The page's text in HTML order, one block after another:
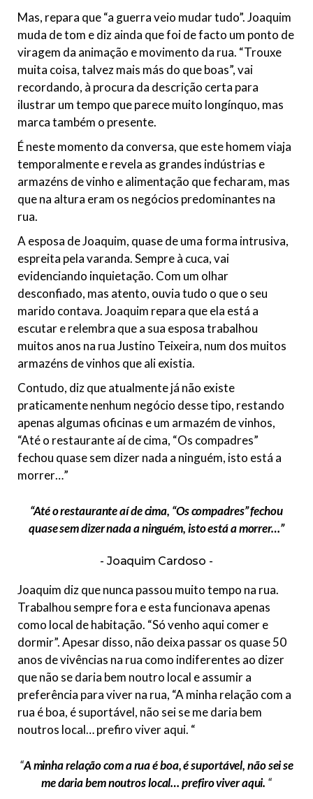
Mas, repara que “a guerra veio mudar tudo”. Joaquim
muda de tom e diz ainda que foi de facto um ponto de
viragem da animação e movimento da rua. “Trouxe
muita coisa, talvez mais más do que boas”, vai
recordando, à procura da descrição certa para
ilustrar um tempo que parece muito longínquo, mas
marca também o presente.
É neste momento da conversa, que este homem viaja
temporalmente e revela as grandes indústrias e
armazéns de vinho e alimentação que fecharam, mas
que na altura eram os negócios predominantes na
rua.
A esposa de Joaquim, quase de uma forma intrusiva,
espreita pela varanda. Sempre à cuca, vai
evidenciando inquietação. Com um olhar
desconfiado, mas atento, ouvia tudo o que o seu
marido contava. Joaquim repara que ela está a
escutar e relembra que a sua esposa trabalhou
muitos anos na rua Justino Teixeira, num dos muitos
armazéns de vinhos que ali existia.
Contudo, diz que atualmente já não existe
praticamente nenhum negócio desse tipo, restando
apenas algumas oficinas e um armazém de vinhos,
“Até o restaurante aí de cima, “Os compadres”
fechou quase sem dizer nada a ninguém, isto está a
morrer…”
“Até o restaurante aí de cima, “Os compadres” fechou
quase sem dizer nada a ninguém, isto está a morrer…”
Joaquim Cardoso
Joaquim diz que nunca passou muito tempo na rua.
Trabalhou sempre fora e esta funcionava apenas
como local de habitação. “Só venho aqui comer e
dormir”. Apesar disso, não deixa passar os quase 50
anos de vivências na rua como indiferentes ao dizer
que não se daria bem noutro local e assumir a
preferência para viver na rua, “A minha relação com a
rua é boa, é suportável, não sei se me daria bem
noutros local… prefiro viver aqui. “
“A minha relação com a rua é boa, é suportável, não sei se
me daria bem noutros local… prefiro viver aqui. “